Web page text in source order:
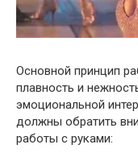
Основной принцип
плавность и
эмоциональной
должны обратить
работы с руками: